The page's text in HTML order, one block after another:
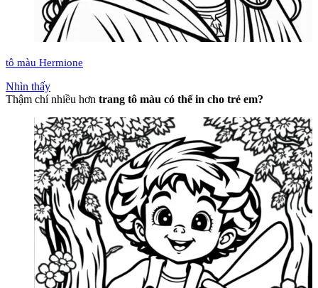
tô màu Hermione
Nhìn thấy
Thậm chí nhiều hơn trang tô màu có thể in cho trẻ em?